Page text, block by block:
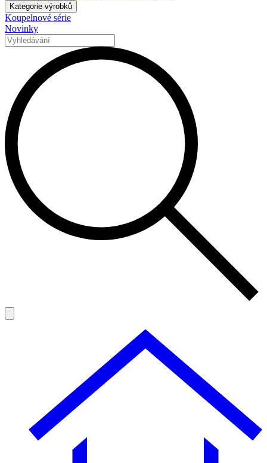
Kategorie výrobků
Koupelnové série
Novinky